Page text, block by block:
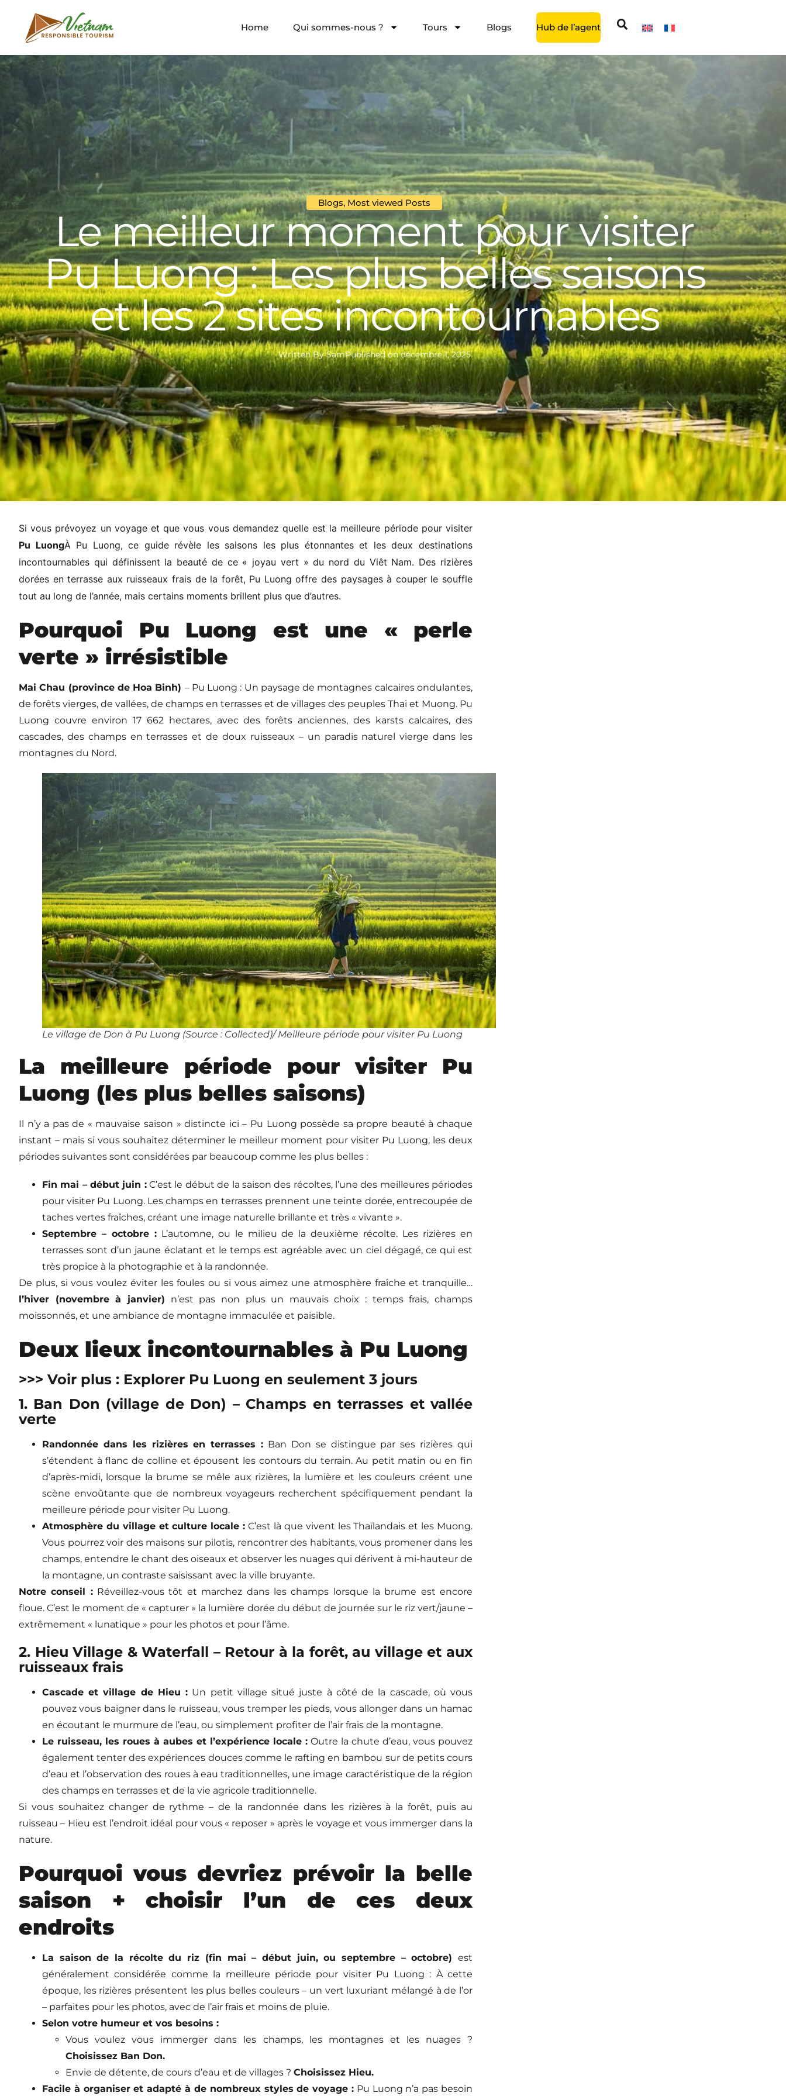
Home Qui sommes-nous ? Tours Blogs Hub de l’agent
Blogs, Most viewed Posts
Le meilleur moment pour visiter
Pu Luong : Les plus belles saisons
et les 2 sites incontournables
Written BySamPublished on décembre 1, 2025
Si vous prévoyez un voyage et que vous vous demandez quelle est la meilleure période pour visiter
Pu LuongÀ Pu Luong, ce guide révèle les saisons les plus étonnantes et les deux destinations
incontournables qui définissent la beauté de ce « joyau vert » du nord du Viêt Nam. Des rizières
dorées en terrasse aux ruisseaux frais de la forêt, Pu Luong offre des paysages à couper le souffle
tout au long de l’année, mais certains moments brillent plus que d’autres.
Pourquoi Pu Luong est une « perle
verte » irrésistible
Mai Chau (province de Hoa Binh) – Pu Luong : Un paysage de montagnes calcaires ondulantes,
de forêts vierges, de vallées, de champs en terrasses et de villages des peuples Thai et Muong. Pu
Luong couvre environ 17 662 hectares, avec des forêts anciennes, des karsts calcaires, des
cascades, des champs en terrasses et de doux ruisseaux – un paradis naturel vierge dans les
montagnes du Nord.
Le village de Don à Pu Luong (Source : Collected)/ Meilleure période pour visiter Pu Luong
La meilleure période pour visiter Pu
Luong (les plus belles saisons)
Il n’y a pas de « mauvaise saison » distincte ici – Pu Luong possède sa propre beauté à chaque
instant – mais si vous souhaitez déterminer le meilleur moment pour visiter Pu Luong, les deux
périodes suivantes sont considérées par beaucoup comme les plus belles :
Fin mai – début juin :C’est le début de la saison des récoltes, l’une des meilleures périodes
pour visiter Pu Luong. Les champs en terrasses prennent une teinte dorée, entrecoupée de
taches vertes fraîches, créant une image naturelle brillante et très « vivante ».
Septembre – octobre :L’automne, ou le milieu de la deuxième récolte. Les rizières en
terrasses sont d’un jaune éclatant et le temps est agréable avec un ciel dégagé, ce qui est
très propice à la photographie et à la randonnée.
De plus, si vous voulez éviter les foules ou si vous aimez une atmosphère fraîche et tranquille…
l’hiver (novembre à janvier) n’est pas non plus un mauvais choix : temps frais, champs
moissonnés, et une ambiance de montagne immaculée et paisible.
Deux lieux incontournables à Pu Luong
>>> Voir plus : Explorer Pu Luong en seulement 3 jours
1. Ban Don (village de Don) – Champs en terrasses et vallée
verte
Randonnée dans les rizières en terrasses : Ban Don se distingue par ses rizières qui
s’étendent à flanc de colline et épousent les contours du terrain. Au petit matin ou en fin
d’après-midi, lorsque la brume se mêle aux rizières, la lumière et les couleurs créent une
scène envoûtante que de nombreux voyageurs recherchent spécifiquement pendant la
meilleure période pour visiter Pu Luong.
Atmosphère du village et culture locale : C’est là que vivent les Thaïlandais et les Muong.
Vous pourrez voir des maisons sur pilotis, rencontrer des habitants, vous promener dans les
champs, entendre le chant des oiseaux et observer les nuages qui dérivent à mi-hauteur de
la montagne, un contraste saisissant avec la ville bruyante.
Notre conseil :Réveillez-vous tôt et marchez dans les champs lorsque la brume est encore
floue. C’est le moment de « capturer » la lumière dorée du début de journée sur le riz vert/jaune –
extrêmement « lunatique » pour les photos et pour l’âme.
2. Hieu Village & Waterfall – Retour à la forêt, au village et aux
ruisseaux frais
Cascade et village de Hieu : Un petit village situé juste à côté de la cascade, où vous
pouvez vous baigner dans le ruisseau, vous tremper les pieds, vous allonger dans un hamac
en écoutant le murmure de l’eau, ou simplement profiter de l’air frais de la montagne.
Le ruisseau, les roues à aubes et l’expérience locale : Outre la chute d’eau, vous pouvez
également tenter des expériences douces comme le rafting en bambou sur de petits cours
d’eau et l’observation des roues à eau traditionnelles, une image caractéristique de la région
des champs en terrasses et de la vie agricole traditionnelle.
Si vous souhaitez changer de rythme – de la randonnée dans les rizières à la forêt, puis au
ruisseau – Hieu est l’endroit idéal pour vous « reposer » après le voyage et vous immerger dans la
nature.
Pourquoi vous devriez prévoir la belle
saison + choisir l’un de ces deux
endroits
La saison de la récolte du riz (fin mai – début juin, ou septembre – octobre) est
généralement considérée comme la meilleure période pour visiter Pu Luong : À cette
époque, les rizières présentent les plus belles couleurs – un vert luxuriant mélangé à de l’or
– parfaites pour les photos, avec de l’air frais et moins de pluie.
Selon votre humeur et vos besoins :
Vous voulez vous immerger dans les champs, les montagnes et les nuages ?
Choisissez Ban Don.
Envie de détente, de cours d’eau et de villages ? Choisissez Hieu.
Facile à organiser et adapté à de nombreux styles de voyage :Pu Luong n’a pas besoin